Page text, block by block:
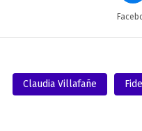
Claudia Villafañe